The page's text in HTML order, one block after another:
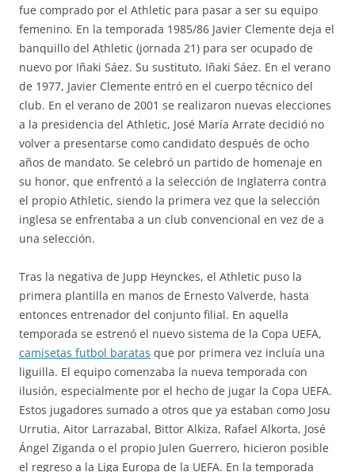
fue comprado por el Athletic para pasar a ser su equipo
femenino. En la temporada 1985/86 Javier Clemente deja el
banquillo del Athletic (jornada 21) para ser ocupado de
nuevo por Iñaki Sáez. Su sustituto, Iñaki Sáez. En el verano
de 1977, Javier Clemente entró en el cuerpo técnico del
club. En el verano de 2001 se realizaron nuevas elecciones
a la presidencia del Athletic, José María Arrate decidió no
volver a presentarse como candidato después de ocho
años de mandato. Se celebró un partido de homenaje en
su honor, que enfrentó a la selección de Inglaterra contra
el propio Athletic, siendo la primera vez que la selección
inglesa se enfrentaba a un club convencional en vez de a
una selección.
Tras la negativa de Jupp Heynckes, el Athletic puso la
primera plantilla en manos de Ernesto Valverde, hasta
entonces entrenador del conjunto filial. En aquella
temporada se estrenó el nuevo sistema de la Copa UEFA,
camisetas futbol baratas que por primera vez incluía una
liguilla. El equipo comenzaba la nueva temporada con
ilusión, especialmente por el hecho de jugar la Copa UEFA.
Estos jugadores sumado a otros que ya estaban como Josu
Urrutia, Aitor Larrazabal, Bittor Alkiza, Rafael Alkorta, José
Ángel Ziganda o el propio Julen Guerrero, hicieron posible
el regreso a la Liga Europa de la UEFA. En la temporada